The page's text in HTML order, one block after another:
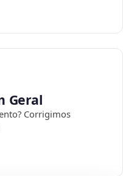
Geral
Corrigimos